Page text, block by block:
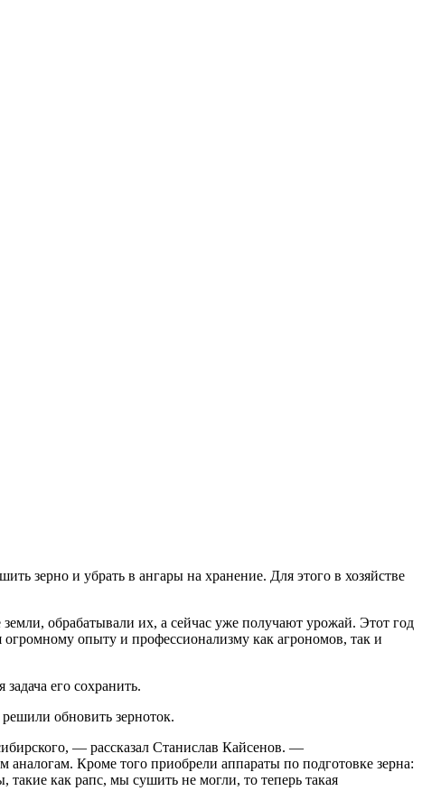
зерно и убрать в ангары на хранение. Для этого в хозяйстве
обрабатывали их, а сейчас уже получают урожай. Этот год
огромному опыту и профессионализму как агрономов, так и
его сохранить.
обновить зерноток.
— рассказал Станислав Кайсенов. —
Кроме того приобрели аппараты по подготовке зерна:
такие как рапс, мы сушить не могли, то теперь такая